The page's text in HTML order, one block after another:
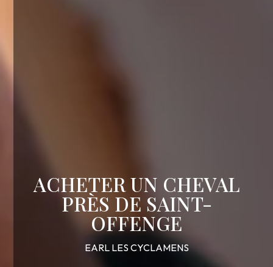
ACHETER UN CHEVAL
PRÈS DE SAINT-
OFFENGE
EARL LES CYCLAMENS